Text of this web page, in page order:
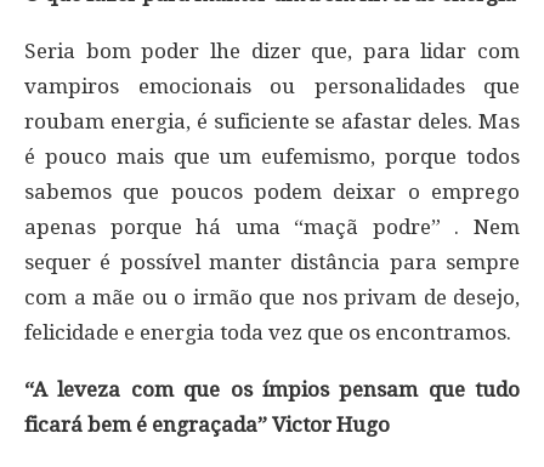
Seria bom poder lhe dizer que, para lidar com
vampiros emocionais ou personalidades que
roubam energia, é suficiente se afastar deles. Mas
é pouco mais que um eufemismo, porque todos
sabemos que poucos podem deixar o emprego
apenas porque há uma “maçã podre” . Nem
sequer é possível manter distância para sempre
com a mãe ou o irmão que nos privam de desejo,
felicidade e energia toda vez que os encontramos.
“A leveza com que os ímpios pensam que tudo
ficará bem é engraçada” Victor Hugo